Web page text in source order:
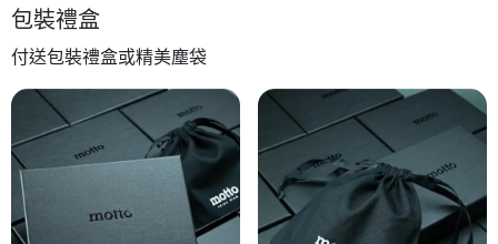
包裝禮盒
付送包裝禮盒或精美塵袋